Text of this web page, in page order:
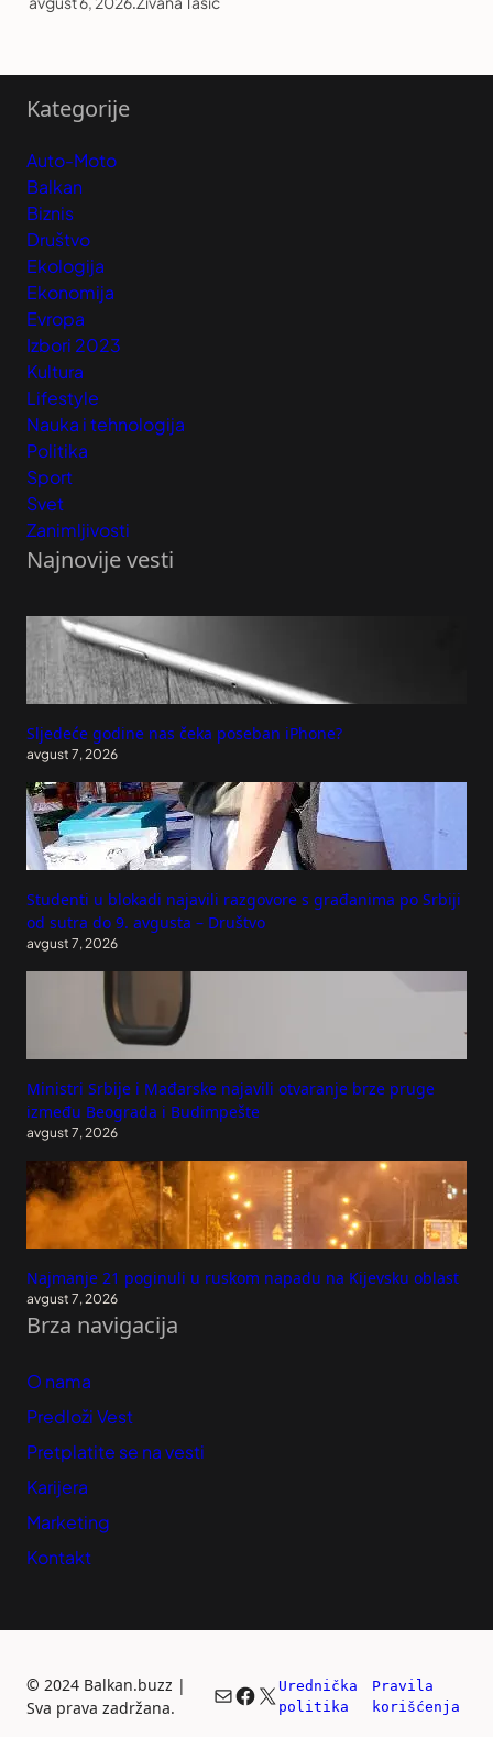
Kategorije
Auto-Moto
Balkan
Biznis
Društvo
Ekologija
Ekonomija
Evropa
Izbori 2023
Kultura
Lifestyle
Nauka i tehnologija
Politika
Sport
Svet
Zanimljivosti
Najnovije vesti
Sljedeće godine nas čeka poseban iPhone?
avgust 7, 2026
Studenti u blokadi najavili razgovore s građanima po Srbiji
od sutra do 9. avgusta – Društvo
avgust 7, 2026
Ministri Srbije i Mađarske najavili otvaranje brze pruge
između Beograda i Budimpešte
avgust 7, 2026
Najmanje 21 poginuli u ruskom napadu na Kijevsku oblast
avgust 7, 2026
Brza navigacija
O nama
Predloži Vest
Pretplatite se na vesti
Karijera
Marketing
Kontakt
© 2024 Balkan.buzz |
Sva prava zadržana.
Mail
Facebook
X Urednička
politika
Pravila
korišćenja